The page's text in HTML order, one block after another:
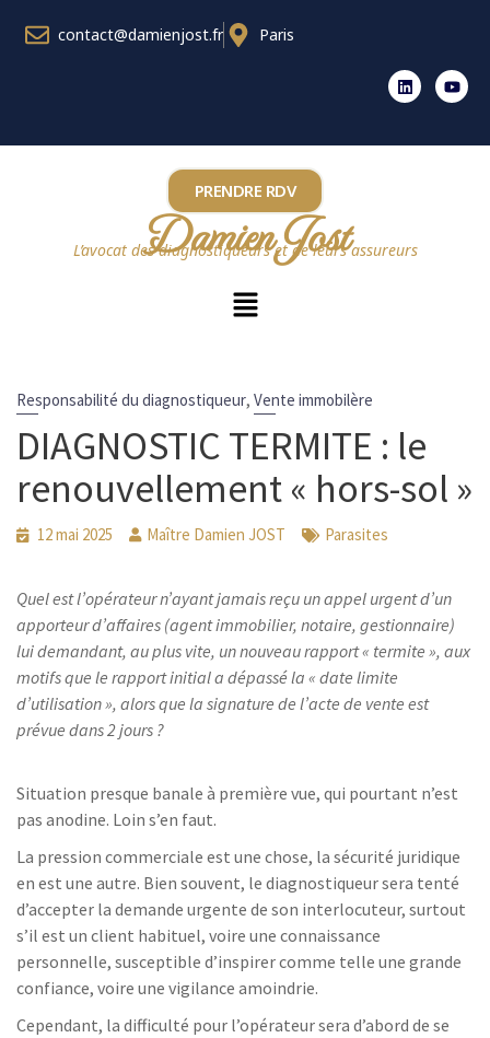
contact@damienjost.fr Paris
PRENDRE RDV
Damien Jost
L’avocat des diagnostiqueurs et de leurs assureurs
Responsabilité du diagnostiqueur, Vente immobilère
DIAGNOSTIC TERMITE : le
renouvellement « hors-sol »
12 mai 2025 Maître Damien JOST Parasites
Quel est l’opérateur n’ayant jamais reçu un appel urgent d’un
apporteur d’affaires (agent immobilier, notaire, gestionnaire)
lui demandant, au plus vite, un nouveau rapport « termite », aux
motifs que le rapport initial a dépassé la « date limite
d’utilisation », alors que la signature de l’acte de vente est
prévue dans 2 jours ?
Situation presque banale à première vue, qui pourtant n’est
pas anodine. Loin s’en faut.
La pression commerciale est une chose, la sécurité juridique
en est une autre. Bien souvent, le diagnostiqueur sera tenté
d’accepter la demande urgente de son interlocuteur, surtout
s’il est un client habituel, voire une connaissance
personnelle, susceptible d’inspirer comme telle une grande
confiance, voire une vigilance amoindrie.
Cependant, la difficulté pour l’opérateur sera d’abord de se